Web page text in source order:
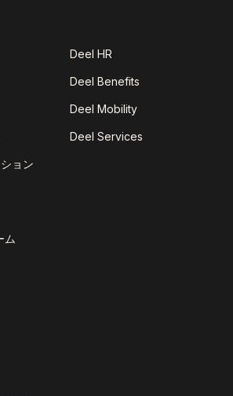
Deel HR
Deel Benefits
Deel Mobility
Deel Services
ョン
ム